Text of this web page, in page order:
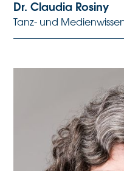
Dr. Claudia Rosiny
Tanz- und